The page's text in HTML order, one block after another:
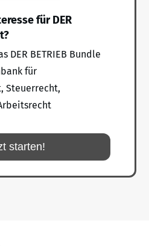
für DER
DER BETRIEB Bundle
für
Steuerrecht,
starten!